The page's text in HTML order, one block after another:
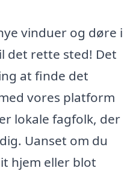
vinduer og døre i
det rette sted! Det
at finde det
vores platform
lokale fagfolk, der
Uanset om du
hjem eller blot